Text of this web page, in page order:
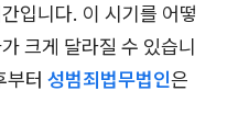
입니다. 이 시기를 어떻
크게 달라질 수 있습니
부터 성범죄법무법인은